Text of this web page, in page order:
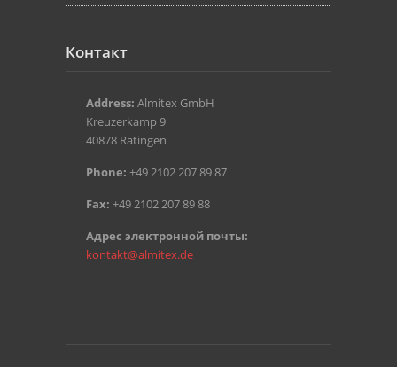
Контакт
Address: Almitex GmbH
Kreuzerkamp 9
40878 Ratingen
Phone: +49 2102 207 89 87
Fax: +49 2102 207 89 88
Aдрес электронной почты:
kontakt@almitex.de